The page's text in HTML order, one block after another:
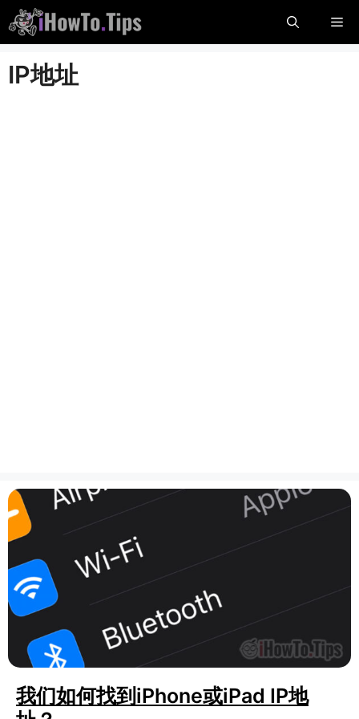
到
内
容
菜
IP地址
我们如何找到iPhone或iPad IP地